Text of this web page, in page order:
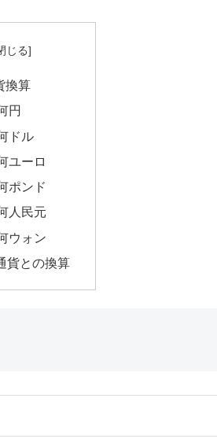
換算
円
ドル
ユーロ
ポンド
人民元
ウォン
貨との換算